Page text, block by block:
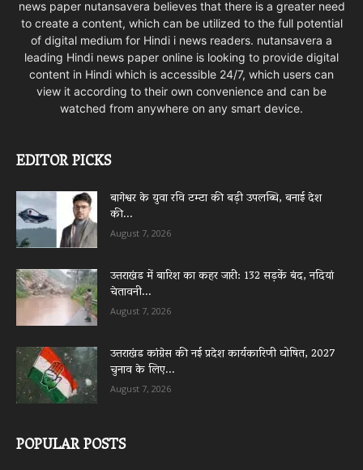
news paper nutansavera believes that there is a greater need
to create a content, which can be utilized to the full potential
of digital medium for Hindi i news readers. nutansavera a
leading Hindi news paper online is looking to provide digital
content in Hindi which is accessible 24/7, which users can
view it according to their own convenience and can be
watched from anywhere on any smart device.
EDITOR PICKS
बागेश्वर के युवा रवि टम्टा की बड़ी उपलब्धि, बनाई देश
की...
August 7, 2026
उत्तराखंड में बारिश का कहर जारी: 132 सड़कें बंद, नदियां
चेतावनी...
August 7, 2026
उत्तराखंड कांग्रेस की नई प्रदेश कार्यकारिणी घोषित, 2027
चुनाव के लिए...
August 7, 2026
POPULAR POSTS